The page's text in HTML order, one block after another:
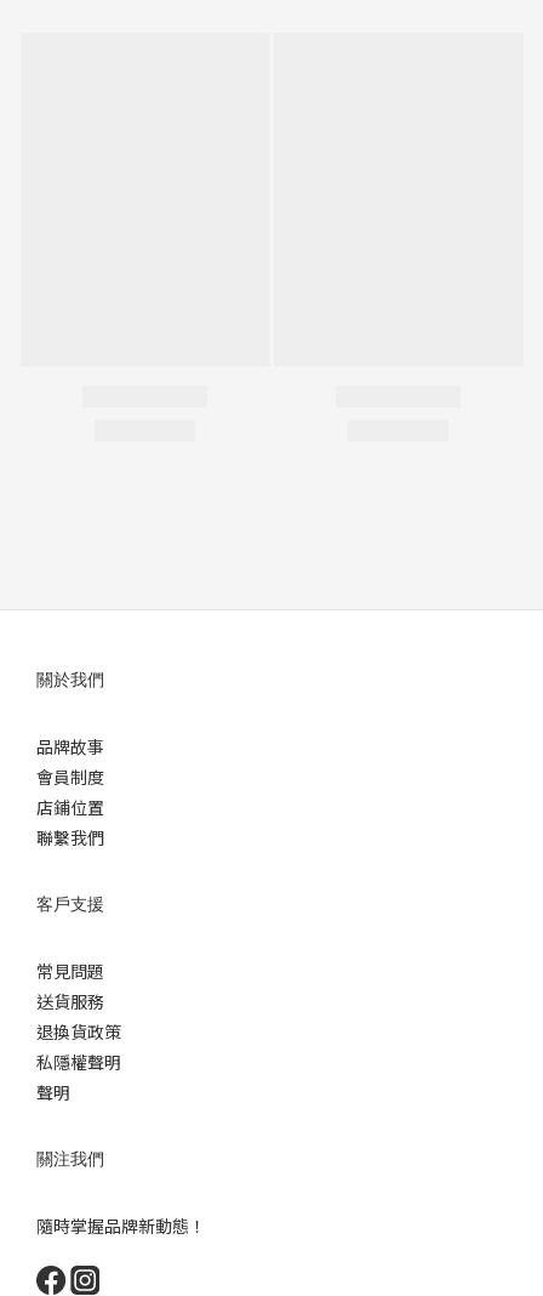
關於我們
品牌故事
會員制度
店鋪位置
聯繫我們
客戶支援
常見問題
送貨服務
退換貨政策
私隱權聲明
聲明
關注我們
隨時掌握品牌新動態！